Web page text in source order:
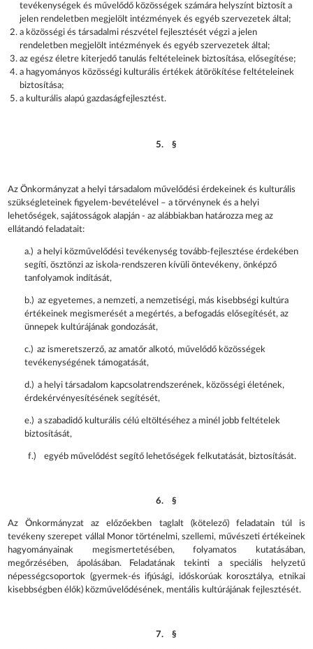
tevékenységek és művelődő közösségek számára helyszínt biztosít a
jelen rendeletben megjelölt intézmények és egyéb szervezetek által;
a közösségi és társadalmi részvétel fejlesztését végzi a jelen
rendeletben megjelölt intézmények és egyéb szervezetek által;
az egész életre kiterjedő tanulás feltételeinek biztosítása, elősegítése;
a hagyományos közösségi kulturális értékek átörökítése feltételeinek
biztosítása;
a kulturális alapú gazdaságfejlesztést.
5. §
Az Önkormányzat a helyi társadalom művelődési érdekeinek és kulturális
szükségleteinek figyelem-bevételével – a törvénynek és a helyi
lehetőségek, sajátosságok alapján - az alábbiakban határozza meg az
ellátandó feladatait:
a.) a helyi közművelődési tevékenység tovább-fejlesztése érdekében
segíti, ösztönzi az iskola-rendszeren kívüli öntevékeny, önképző
tanfolyamok indítását,
b.) az egyetemes, a nemzeti, a nemzetiségi, más kisebbségi kultúra
értékeinek megismerését a megértés, a befogadás elősegítését, az
ünnepek kultúrájának gondozását,
c.) az ismeretszerző, az amatőr alkotó, művelődő közösségek
tevékenységének támogatását,
d.) a helyi társadalom kapcsolatrendszerének, közösségi életének,
érdekérvényesítésének segítését,
e.) a szabadidő kulturális célú eltöltéséhez a minél jobb feltételek
biztosítását,
f.) egyéb művelődést segítő lehetőségek felkutatását, biztosítását.
6. §
Az Önkormányzat az előzőekben taglalt (kötelező) feladatain túl is
tevékeny szerepet vállal Monor történelmi, szellemi, művészeti értékeinek
hagyományainak megismertetésében, folyamatos kutatásában,
megőrzésében, ápolásában. Feladatának tekinti a speciális helyzetű
népességcsoportok (gyermek-és ifjúsági, időskorúak korosztálya, etnikai
kisebbségben élők) közművelődésének, mentális kultúrájának fejlesztését.
7. §